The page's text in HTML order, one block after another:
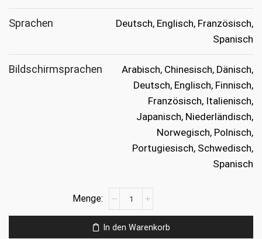
Sprachen
Deutsch, Englisch, Französisch,
Spanisch
Bildschirmsprachen
Arabisch, Chinesisch, Dänisch,
Deutsch, Englisch, Finnisch,
Französisch, Italienisch,
Japanisch, Niederländisch,
Norwegisch, Polnisch,
Portugiesisch, Schwedisch,
Spanisch
Ninja
Turtles:
In den Warenkorb